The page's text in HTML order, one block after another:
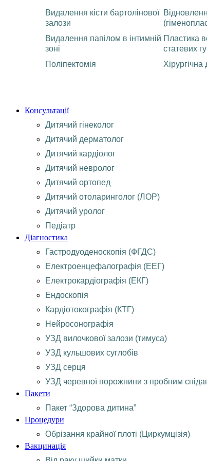
Видалення кісти бартолінової
залози
Видалення папілом в інтимній
зоні
Поліпектомія
Пластика
статевих
Консультації
Дитячий гінеколог
Дитячий дерматолог
Дитячий кардіолог
Дитячий невролог
Дитячий ортопед
Дитячий отоларинголог (ЛОР)
Дитячий уролог
Педіатр
Діагностика
Гастродуоденоскопія (ФГДС)
Електроенцефалографія (ЕЕГ)
Електрокардіографія (ЕКГ)
Ендоскопія
Кардіотокографія (КТГ)
Нейросонографія
УЗД вилочкової залози (тимуса)
УЗД кульшових суглобів
УЗД серця
УЗД черевної порожнини з пробним
Пакети
Пакет “Здорова дитина”
Процедури
Обрізання крайної плоті (Циркумцізія)
Вакцинація